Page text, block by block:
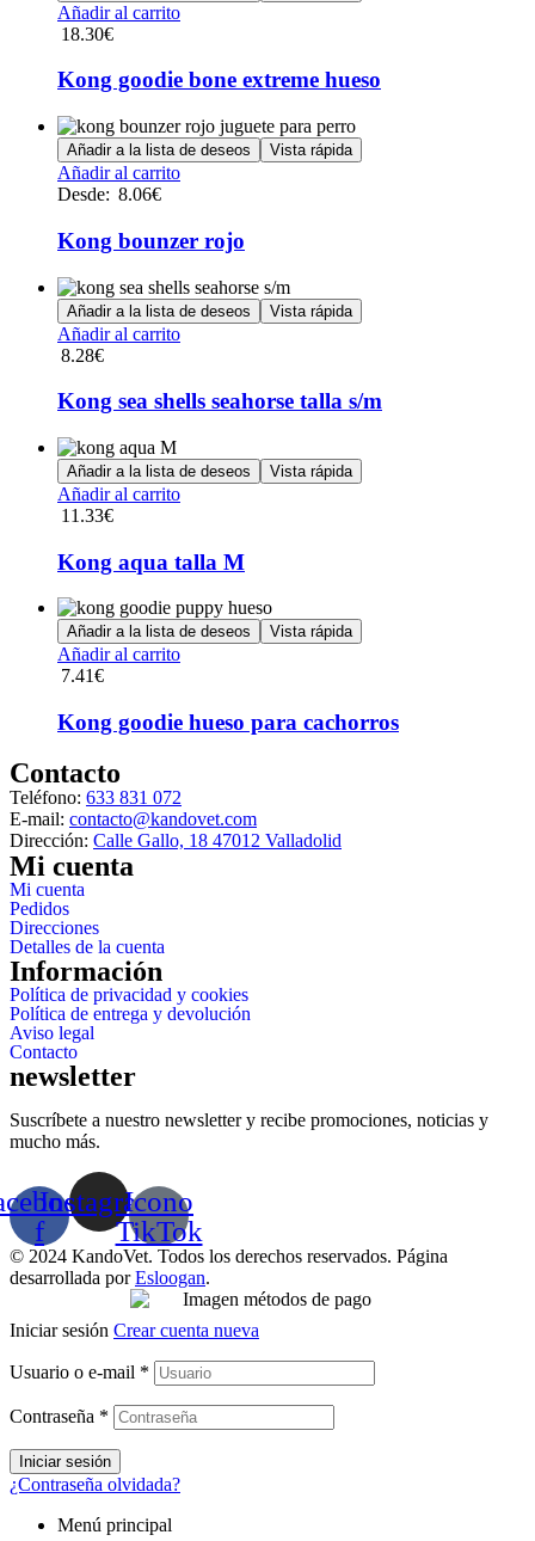
Añadir al carrito
18.30€
Kong goodie bone extreme hueso
Añadir a la lista de deseos Vista rápida
Añadir al carritoEste
múltiples
variantes.
Las
opciones
se
pueden
la
producto
Desde: 8.06€
Kong bounzer rojo
Añadir a la lista de deseos Vista rápida
Añadir al carrito
8.28€
Kong sea shells seahorse talla s/m
Añadir a la lista de deseos Vista rápida
Añadir al carrito
11.33€
Kong aqua talla M
Añadir a la lista de deseos Vista rápida
Añadir al carrito
7.41€
Kong goodie hueso para cachorros
Contacto
Teléfono: 633 831 072
E-mail: contacto@kandovet.com
Dirección: Calle Gallo, 18 47012 Valladolid
Mi cuenta
Mi cuenta
Pedidos
Direcciones
Detalles de la cuenta
Información
Política de privacidad y cookies
Política de entrega y devolución
Aviso legal
Contacto
newsletter
Suscríbete a nuestro newsletter y recibe promociones, noticias y
mucho más.
f
InstagramIcono
TikTok
© 2024 KandoVet. Todos los derechos reservados. Página
desarrollada porEsloogan.
Iniciar sesión Crear cuenta nueva
Usuario o e-mail *
Contraseña *
Iniciar sesión
¿Contraseña olvidada?
Menú principal